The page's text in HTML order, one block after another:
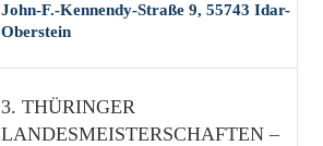
John-F.-Kennendy-Straße 9, 55743 Idar-
Oberstein
3. THÜRINGER
LANDESMEISTERSCHAFTEN –